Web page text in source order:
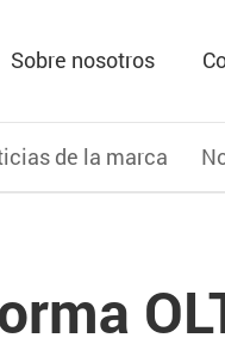
Sobre nosotros
de la marca